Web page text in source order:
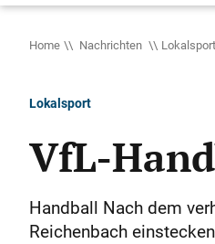
Home Nachrichten Lokalsport
Lokalsport
VfL-
Handball Nach dem
Reichenbach